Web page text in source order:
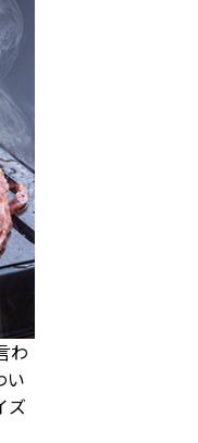
わ
い
ズ